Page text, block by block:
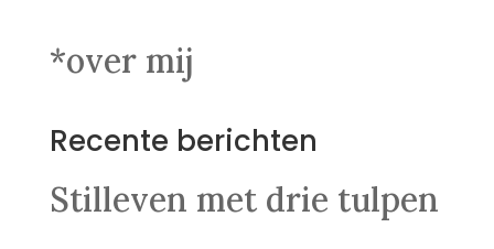
*over mij
Recente berichten
Stilleven met drie tulpen